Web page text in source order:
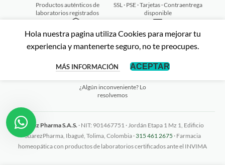
Hola nuestra pagina utiliza Cookies para mejorar tu
experiencia y mantenerte seguro, no te preocupes.
MÁS INFORMACIÓN ACEPTAR
Productos auténticos de
laboratorios registrados
SSL · PSE · Tarjetas · Contraentrega
disponible
📦
Envíos a todo Colombia
Desde Ibagué hasta tu puerta,
💬
Atención personalizada
WhatsApp 315 461 2675
↩️
¿Algún inconveniente? Lo
resolvemos
Suarez Pharma S.A.S. · NIT: 901467751 · Jordán Etapa 1 Mz 1, Edificio
SuarezPharma, Ibagué, Tolima, Colombia · 315 461 2675 · Farmacia
homeopática con productos de laboratorios certificados ante el INVIMA